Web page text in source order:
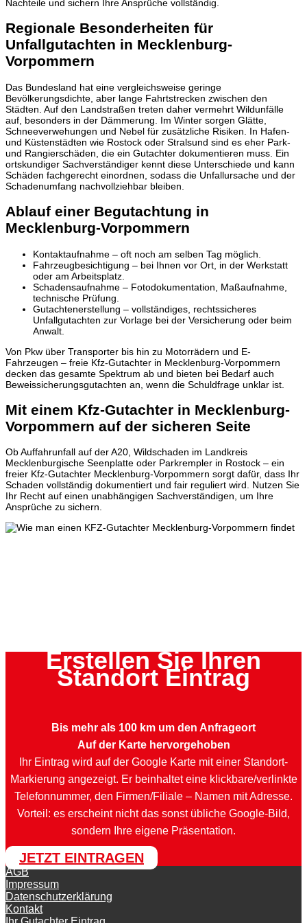
Nachteile und sichern Ihre Ansprüche vollständig.
Regionale Besonderheiten für
Unfallgutachten in Mecklenburg-
Vorpommern
Das Bundesland hat eine vergleichsweise geringe
Bevölkerungsdichte, aber lange Fahrtstrecken zwischen den
Städten. Auf den Landstraßen treten daher vermehrt Wildunfälle
auf, besonders in der Dämmerung. Im Winter sorgen Glätte,
Schneeverwehungen und Nebel für zusätzliche Risiken. In Hafen-
und Küstenstädten wie Rostock oder Stralsund sind es eher Park-
und Rangierschäden, die ein Gutachter dokumentieren muss. Ein
ortskundiger Sachverständiger kennt diese Unterschiede und kann
Schäden fachgerecht einordnen, sodass die Unfallursache und der
Schadenumfang nachvollziehbar bleiben.
Ablauf einer Begutachtung in
Mecklenburg-Vorpommern
Kontaktaufnahme – oft noch am selben Tag möglich.
Fahrzeugbesichtigung – bei Ihnen vor Ort, in der Werkstatt
oder am Arbeitsplatz.
Schadensaufnahme – Fotodokumentation, Maßaufnahme,
technische Prüfung.
Gutachtenerstellung – vollständiges, rechtssicheres
Unfallgutachten zur Vorlage bei der Versicherung oder beim
Anwalt.
Von Pkw über Transporter bis hin zu Motorrädern und E-
Fahrzeugen – freie Kfz-Gutachter in Mecklenburg-Vorpommern
decken das gesamte Spektrum ab und bieten bei Bedarf auch
Beweissicherungsgutachten an, wenn die Schuldfrage unklar ist.
Mit einem Kfz-Gutachter in Mecklenburg-
Vorpommern auf der sicheren Seite
Ob Auffahrunfall auf der A20, Wildschaden im Landkreis
Mecklenburgische Seenplatte oder Parkrempler in Rostock – ein
freier Kfz-Gutachter Mecklenburg-Vorpommern sorgt dafür, dass Ihr
Schaden vollständig dokumentiert und fair reguliert wird. Nutzen Sie
Ihr Recht auf einen unabhängigen Sachverständigen, um Ihre
Ansprüche zu sichern.
Erstellen Sie Ihren
Standort Eintrag
Bis mehr als 100 km um den Anfrageort
Auf der Karte hervorgehoben
Ihr Eintrag wird auf der Google Karte mit einer Standort-
Markierung angezeigt. Er beinhaltet eine klickbare/verlinkte
Telefonnummer, den Firmen/Filiale – Namen mit Adresse.
Vorteil: es erscheint nicht das sonst übliche Google-Bild,
sondern Ihre eigene Präsentation.
JETZT EINTRAGEN
AGB
Impressum
Datenschutzerklärung
Kontakt